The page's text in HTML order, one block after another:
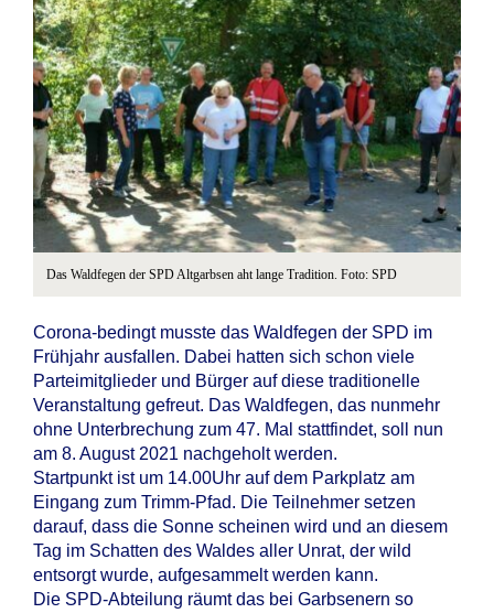
Das Waldfegen der SPD Altgarbsen aht lange Tradition. Foto: SPD
Corona-bedingt musste das Waldfegen der SPD im
Frühjahr ausfallen. Dabei hatten sich schon viele
Parteimitglieder und Bürger auf diese traditionelle
Veranstaltung gefreut. Das Waldfegen, das nunmehr
ohne Unterbrechung zum 47. Mal stattfindet, soll nun
am 8. August 2021 nachgeholt werden.
Startpunkt ist um 14.00Uhr auf dem Parkplatz am
Eingang zum Trimm-Pfad. Die Teilnehmer setzen
darauf, dass die Sonne scheinen wird und an diesem
Tag im Schatten des Waldes aller Unrat, der wild
entsorgt wurde, aufgesammelt werden kann.
Die SPD-Abteilung räumt das bei Garbsenern so